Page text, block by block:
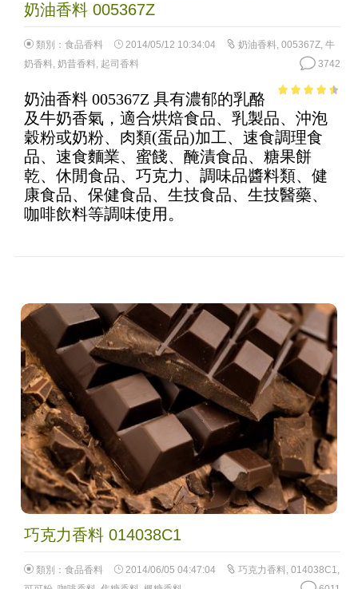
奶油香料 005367Z
類別： 食品香料 2014/05/12 10:34:04 奶油香料, 005367Z, 牛
奶香料, 奶昔香料, 起司香料 3742
of 5
奶油香料 005367Z 具有濃郁的乳酪
及牛奶香氣，適合烘焙食品、乳製品、沖泡
穀粉或奶粉、肉類(蛋品)加工、速食調理食
品、速食麵業、蜜餞、醃漬食品、糖果餅
乾、休閒食品、巧克力、調味品醬料類、健
康食品、保健食品、生技食品、生技醫藥、
咖啡飲料等調味使用。
巧克力香料 014038C1
類別： 食品香料 2014/06/05 04:47:04 巧克力香料 014038C1